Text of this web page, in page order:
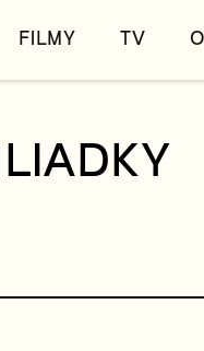
FILMY TV